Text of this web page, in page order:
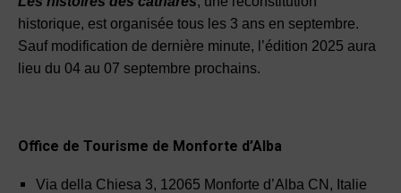
historique, est organisée tous les 3 ans en septembre.
Sauf modification de dernière minute, l’édition 2025 aura
lieu du 04 au 07 septembre prochains.
Office de Tourisme de Monforte d’Alba
Via della Chiesa 3, 12065 Monforte d’Alba CN, Italie